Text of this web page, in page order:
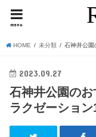
menu
HOME 未分類 石神井公園
2023.09.27
石神井公園の
ラクゼーション